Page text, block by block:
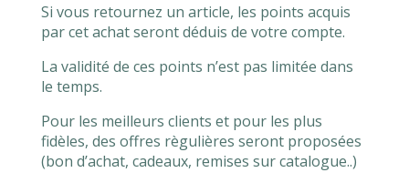
Si vous retournez un article, les points acquis
par cet achat seront déduis de votre compte.
La validité de ces points n’est pas limitée dans
le temps.
Pour les meilleurs clients et pour les plus
fidèles, des offres règulières seront proposées
(bon d’achat, cadeaux, remises sur catalogue..)